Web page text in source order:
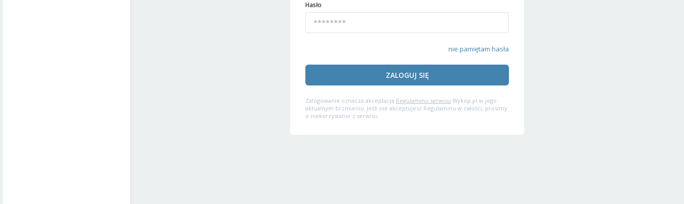
Hasło
nie pamiętam hasła
ZALOGUJ SIĘ
Zalogowanie oznacza akceptację Regulaminu serwisu Wykop.pl w jego
aktualnym brzmieniu. Jeśli nie akceptujesz Regulaminu w całości, prosimy
o niekorzystanie z serwisu.